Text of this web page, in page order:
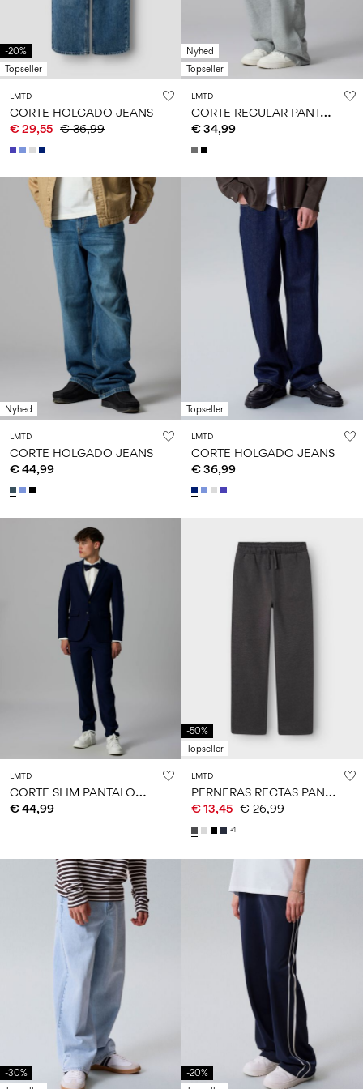
-20%
Topseller
LMTD
CORTE HOLGADO JEANS
€ 29,55 € 36,99
Nyhed
Topseller
LMTD
C
ORTE REGULAR PANTALONES DE CHÁNDAL
€ 34,99
Nyhed
LMTD
CORTE HOLGADO JEANS
€ 44,99
Topseller
LMTD
CORTE HOLGADO JEANS
€ 36,99
LMTD
C
ORTE SLIM PANTALONES
€ 44,99
-50%
Topseller
LMTD
P
ERNERAS RECTAS PANTALONES DE CHÁNDAL
€ 13,45 € 26,99
+1
-30%
-20%